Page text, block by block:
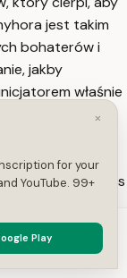
jest takim
bohaterów i
jakby
właśnie
powstania, plus
Jednak
To jest
W sensie
mogą w
×
for your
YouTube. 99+
Play